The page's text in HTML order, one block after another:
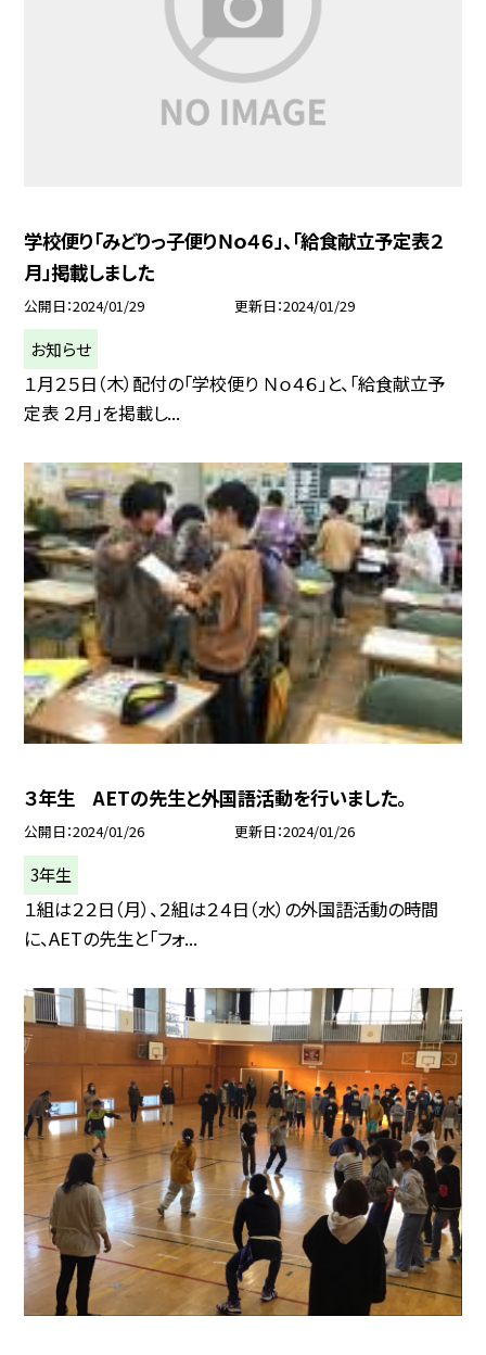
学校便り「みどりっ子便りＮｏ４６」、「給食献立予定表２
月」掲載しました
公開日 2024/01/29 更新日 2024/01/29
お知らせ
１月２５日（木）配付の「学校便り Ｎｏ４６」と、「給食献立予
定表 ２月」を掲載し...
３年生 AETの先生と外国語活動を行いました。
公開日 2024/01/26 更新日 2024/01/26
3年生
１組は２２日（月）、２組は２４日（水）の外国語活動の時間
に、AETの先生と「フォ...